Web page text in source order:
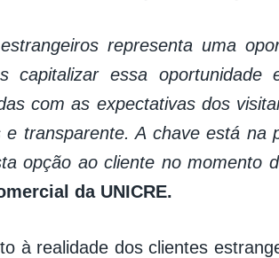
representa uma
capitalizar essa oportunidade
com as expectativas dos
transparente. A chave está na
opção ao cliente no momento
da UNICRE.
à realidade dos clientes